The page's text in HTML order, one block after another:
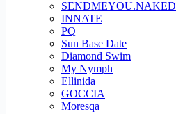
SENDMEYOU.NAKED
INNATE
PQ
Sun Base Date
Diamond Swim
My Nymph
Ellinida
GOCCIA
Moresqa